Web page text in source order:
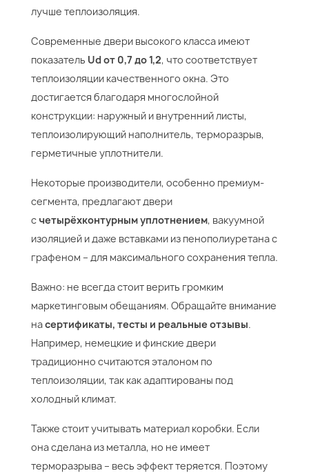
лучше теплоизоляция.
Современные двери высокого класса имеют
показатель Ud от 0,7 до 1,2, что соответствует
теплоизоляции качественного окна. Это
достигается благодаря многослойной
конструкции: наружный и внутренний листы,
теплоизолирующий наполнитель, терморазрыв,
герметичные уплотнители.
Некоторые производители, особенно премиум-
сегмента, предлагают двери
с четырёхконтурным уплотнением, вакуумной
изоляцией и даже вставками из пенополиуретана с
графеном – для максимального сохранения тепла.
Важно: не всегда стоит верить громким
маркетинговым обещаниям. Обращайте внимание
насертификаты, тесты и реальные отзывы.
Например, немецкие и финские двери
традиционно считаются эталоном по
теплоизоляции, так как адаптированы под
холодный климат.
Также стоит учитывать материал коробки. Если
она сделана из металла, но не имеет
терморазрыва – весь эффект теряется. Поэтому